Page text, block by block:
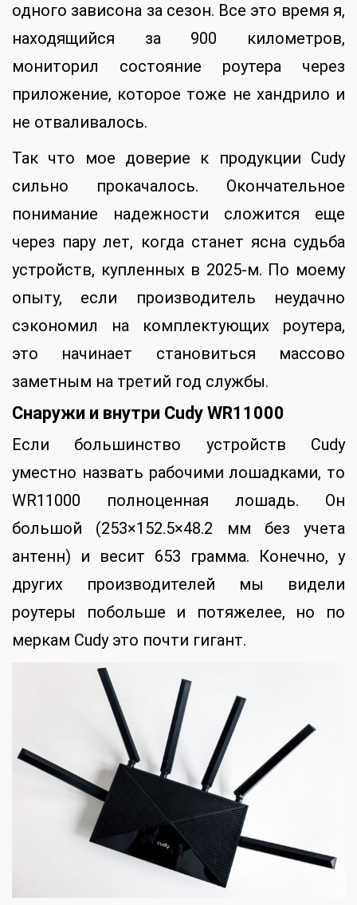
одного зависона за сезон. Все это время я,
находящийся за 900 километров,
мониторил состояние роутера через
приложение, которое тоже не хандрило и
не отваливалось.
Так что мое доверие к продукции Cudy
сильно прокачалось. Окончательное
понимание надежности сложится еще
через пару лет, когда станет ясна судьба
устройств, купленных в 2025-м. По моему
опыту, если производитель неудачно
сэкономил на комплектующих роутера,
это начинает становиться массово
заметным на третий год службы.
Снаружи и внутри Cudy WR11000
Если большинство устройств Cudy
уместно назвать рабочими лошадками, то
WR11000 полноценная лошадь. Он
большой (253×152.5×48.2 мм без учета
антенн) и весит 653 грамма. Конечно, у
других производителей мы видели
роутеры побольше и потяжелее, но по
меркам Cudy это почти гигант.